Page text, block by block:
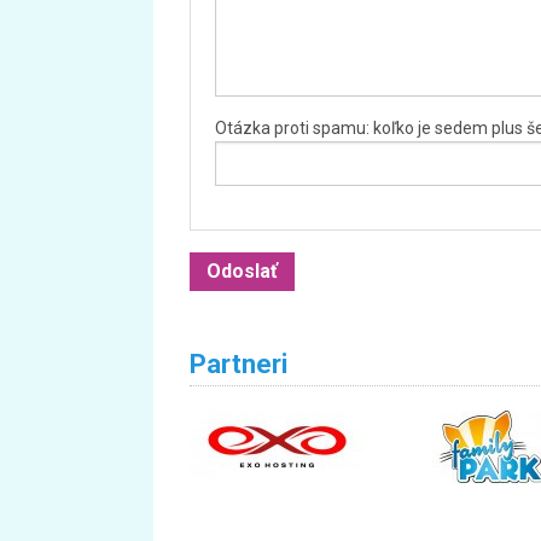
Otázka proti spamu: koľko je sedem plus
Partneri